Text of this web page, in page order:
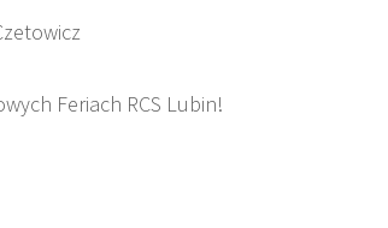
Feriach RCS Lubin!